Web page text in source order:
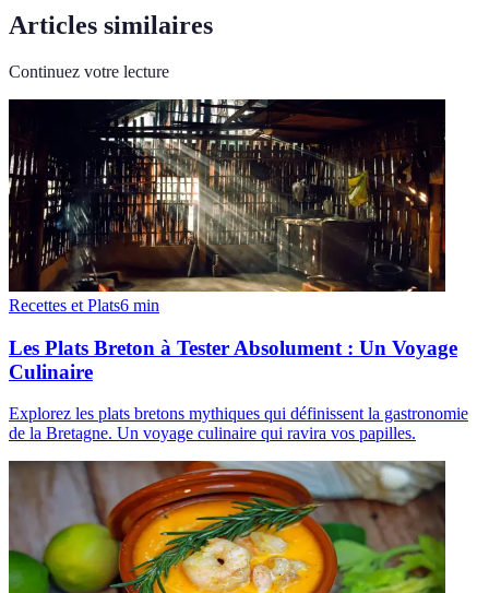
Articles similaires
Continuez votre lecture
Recettes et Plats6 min
Les Plats Breton à Tester Absolument : Un Voyage
Culinaire
Explorez les plats bretons mythiques qui définissent la gastronomie
de la Bretagne. Un voyage culinaire qui ravira vos papilles.